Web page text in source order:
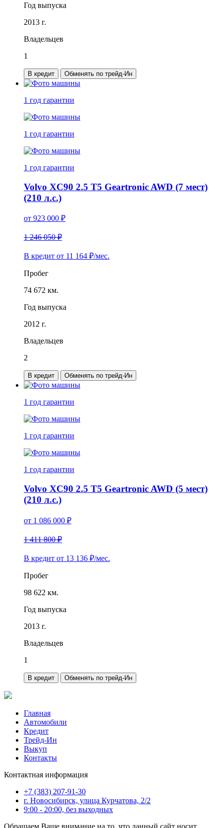
Год выпуска
2013 г.
Владельцев
1
В кредит Обменять по трейд-Ин
1 год гарантии
1 год гарантии
1 год гарантии
Volvo XC90 2.5 T5 Geartronic AWD (7 мест)
(210 л.с.)
от 923 000 ₽
1 246 050 ₽
В кредит от 11 164 ₽/мес.
Пробег
74 672 км.
Год выпуска
2012 г.
Владельцев
2
В кредит Обменять по трейд-Ин
1 год гарантии
1 год гарантии
1 год гарантии
Volvo XC90 2.5 T5 Geartronic AWD (5 мест)
(210 л.с.)
от 1 086 000 ₽
1 411 800 ₽
В кредит от 13 136 ₽/мес.
Пробег
98 622 км.
Год выпуска
2013 г.
Владельцев
1
В кредит Обменять по трейд-Ин
Главная
Автомобили
Кредит
Трейд-Ин
Выкуп
Контакты
Контактная информация
+7 (383) 207-91-30
г. Новосибирск, улица Курчатова, 2/2
9:00 - 20:00, без выходных
Обращаем Ваше внимание на то, что данный сайт носит